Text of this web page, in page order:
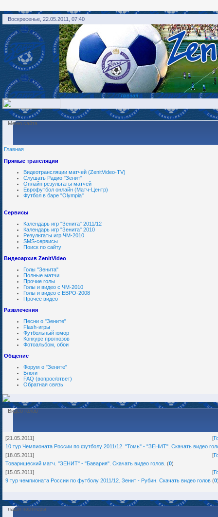
Воскресенье, 22.05.2011, 07:40
Главная
Меню сайта
Главная
Прямые трансляции
Видеотрансляции матчей (ZenitVideo-TV)
Слушать Радио "Зенит"
Онлайн результаты матчей
Еврофутбол онлайн (Матч-Центр)
Футбол в баре "Olympia"
Сервисы
Календарь игр "Зенита" 2011/12
Календарь игр "Зенита" 2010
Результаты игр ЧМ-2010
SMS-сервисы
Поиск по сайту
Видеоархив ZenitVideo
Голы "Зенита"
Полные матчи
Прочие голы
Голы и видео с ЧМ-2010
Голы и видео с ЕВРО-2008
Прочее видео
Развлечения
Песни о "Зените"
Flash-игры
Футбольный юмор
Конкурс прогнозов
Фотоальбом, обои
Общение
Форум о "Зените"
Блоги
FAQ (вопрос/ответ)
Обратная связь
Видео голов
[21.05.2011] [
10 тур Чемпионата России по футболу 2011/12. "Томь" - "ЗЕНИТ". Скачать видео
[18.05.2011]
[
Товарищеский матч. "ЗЕНИТ" - "Бавария". Скачать видео голов. (0)
[15.05.2011]
[
9 тур чемпионата России по футболу 2011/12. Зенит - Рубин. Скачать видео голов (0
наши партнеры